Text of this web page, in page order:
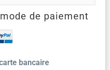
de paiement
bancaire